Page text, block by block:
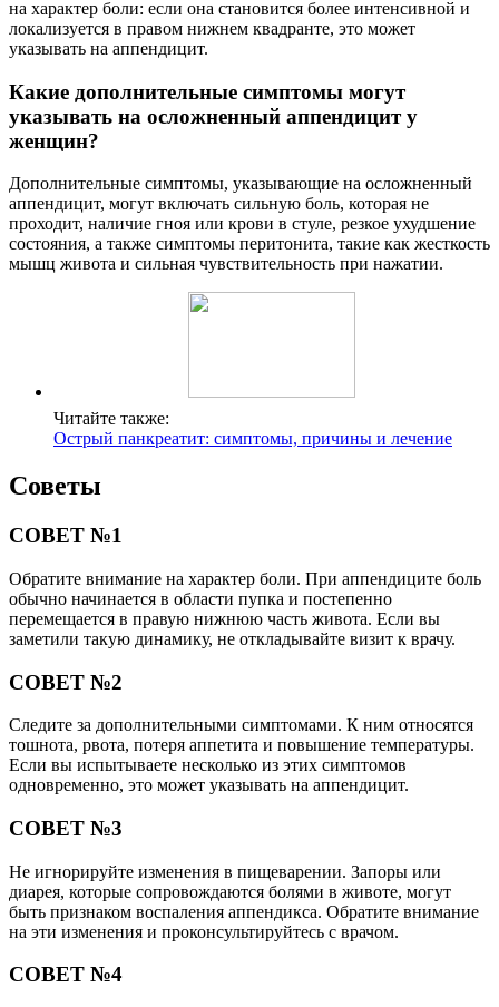
на характер боли: если она становится более интенсивной и
локализуется в правом нижнем квадранте, это может
указывать на аппендицит.
Какие дополнительные симптомы могут
указывать на осложненный аппендицит у
женщин?
Дополнительные симптомы, указывающие на осложненный
аппендицит, могут включать сильную боль, которая не
проходит, наличие гноя или крови в стуле, резкое ухудшение
состояния, а также симптомы перитонита, такие как жесткость
мышц живота и сильная чувствительность при нажатии.
Читайте также:
Острый панкреатит: симптомы, причины и лечение
Советы
СОВЕТ №1
Обратите внимание на характер боли. При аппендиците боль
обычно начинается в области пупка и постепенно
перемещается в правую нижнюю часть живота. Если вы
заметили такую динамику, не откладывайте визит к врачу.
СОВЕТ №2
Следите за дополнительными симптомами. К ним относятся
тошнота, рвота, потеря аппетита и повышение температуры.
Если вы испытываете несколько из этих симптомов
одновременно, это может указывать на аппендицит.
СОВЕТ №3
Не игнорируйте изменения в пищеварении. Запоры или
диарея, которые сопровождаются болями в животе, могут
быть признаком воспаления аппендикса. Обратите внимание
на эти изменения и проконсультируйтесь с врачом.
СОВЕТ №4